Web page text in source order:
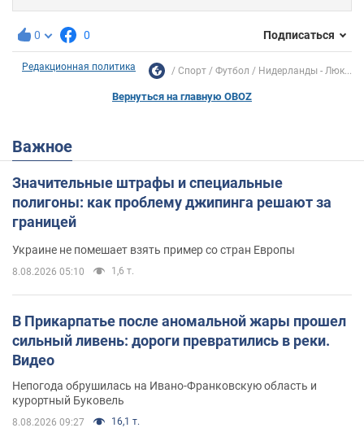
0 0 Подписаться
Редакционная политика Спорт Футбол Нидерланды - Люк...
Вернуться на главную OBOZ
Важное
Значительные штрафы и специальные
полигоны: как проблему джипинга решают за
границей
Украине не помешает взять пример со стран Европы
8.08.2026 05:10 1,6 т.
В Прикарпатье после аномальной жары прошел
сильный ливень: дороги превратились в реки.
Видео
Непогода обрушилась на Ивано-Франковскую область и
курортный Буковель
8.08.2026 09:27 16,1 т.